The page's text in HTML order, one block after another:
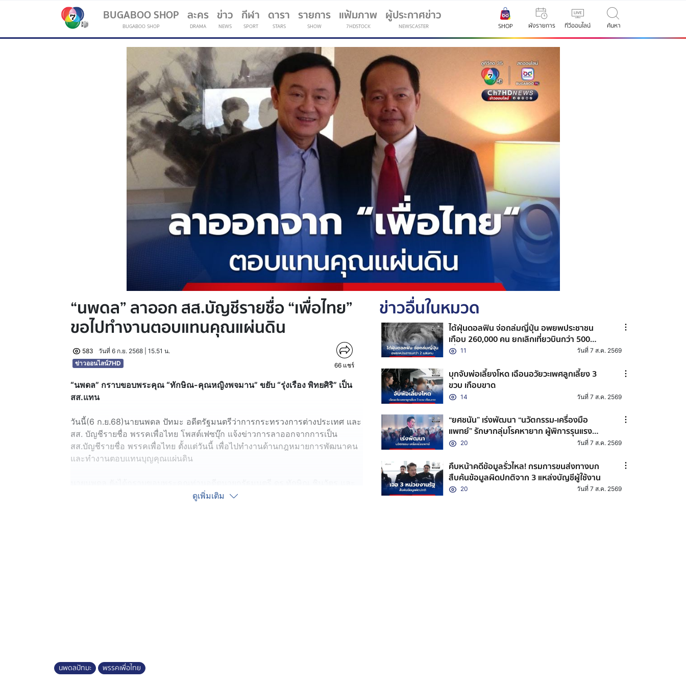
BUGABOO SHOP
BUGABOO SHOP
ละคร
DRAMA
ข่าว
NEWS
กีฬา
SPORT
(current)
ดารา
STARS
รายการ
SHOW
แฟ้มภาพ
7HDSTOCK
ผู้ประกาศข่าว
NEWSCASTER SHOP ผังรายการ ทีวีออนไลน์ ค้นหา
“นพดล” ลาออก สส.บัญชีรายชื่อ “เพื่อไทย”
ขอไปทำงานตอบแทนคุณแผ่นดิน
583
วันที่ 6 ก.ย. 2568 | 15.51 น.
ข่าวออนไลน์7HD
66 แชร์
“นพดล” กราบขอบพระคุณ “ทักษิณ-คุณหญิงพจมาน” ขยับ “รุ่งเรือง พิทยศิริ” เป็น
สส.แทน
วันนี้(6 ก.ย.68)นายนพดล ปัทมะ อดีตรัฐมนตรีว่าการกระทรวงการต่างประเทศ และ
สส. บัญชีรายชื่อ พรรคเพื่อไทย โพสต์เฟซบุ๊ก แจ้งข่าวการลาออกจากการเป็น
สส.บัญชีรายชื่อ พรรคเพื่อไทย ตั้งแต่วันนี้ เพื่อไปทำงานด้านกฎหมายการพัฒนาคน
และทำงานตอบแทนบุญคุณแผ่นดิน
คุณหญิงพจมาน ดามาพงศ์ เป็นอย่างสูง ตลอดจนพรรคเพื่อไทย และขอส่งความ
ดูเพิ่มเติม
ข่าวอื่นในหมวด
ไต้ฝุ่นดอลฟิน จ่อถล่มญี่ปุ่น อพยพประชาชน
เกือบ 260,000 คน ยกเลิกเที่ยวบินกว่า 500
เที่ยว
11 วันที่ 7 ส.ค. 2569
บุกจับพ่อเลี้ยงโหด เฉือนอวัยวะเพศลูกเลี้ยง 3
ขวบ เกือบขาด
14 วันที่ 7 ส.ค. 2569
“ยศชนัน” เร่งพัฒนา “นวัตกรรม-เครื่องมือ
แพทย์” รักษากลุ่มโรคหายาก ผู้พิการรุนแรง
หนุนสตาร์ตอัปผลิตในไทย ช่วยลดต้นทุน
20 วันที่ 7 ส.ค. 2569
คืบหน้าคดีข้อมูลรั่วไหล! กรมการขนส่งทางบก
สืบค้นข้อมูลผิดปกติจาก 3 แหล่งบัญชีผู้ใช้งาน
20 วันที่ 7 ส.ค. 2569
นพดลปัทมะ พรรคเพื่อไทย